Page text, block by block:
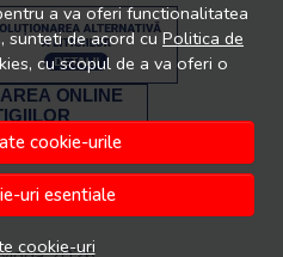
a va oferi functionalitatea
sunteti de acord cuPolitica de
cu scopul de a va oferi o
cookie-urile
uri esentiale
cookie-uri